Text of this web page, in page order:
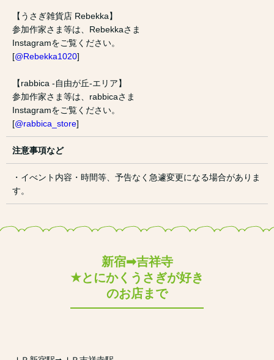
【うさぎ雑貨店 Rebekka】
参加作家さま等は、Rebekkaさま
Instagramをご覧ください。
[@Rebekka1020]
【rabbica -自由が丘-エリア】
参加作家さま等は、rabbicaさま
Instagramをご覧ください。
[@rabbica_store]
注意事項など
・イべント内容・時間等、予告なく急遽変更になる場合がありま
す。
新宿➡吉祥寺
★とにかくうさぎが好き
のお店まで